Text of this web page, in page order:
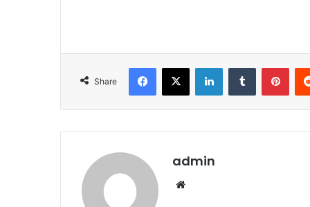
Share
Facebook
X LinkedInTumblr
admin